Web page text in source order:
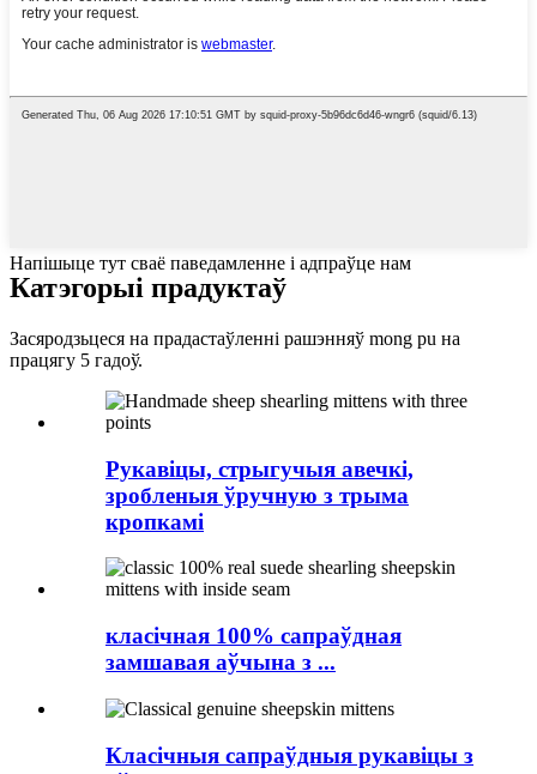
Напішыце тут сваё паведамленне і адпраўце нам
Катэгорыі прадуктаў
Засяродзьцеся на прадастаўленні рашэнняў mong pu на
працягу 5 гадоў.
Рукавіцы, стрыгучыя авечкі,
зробленыя ўручную з трыма
кропкамі
класічная 100% сапраўдная
замшавая аўчына з ...
Класічныя сапраўдныя рукавіцы з